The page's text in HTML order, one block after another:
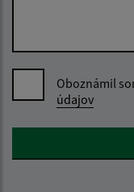
Oboznámil
údajov
Google reCaptcha